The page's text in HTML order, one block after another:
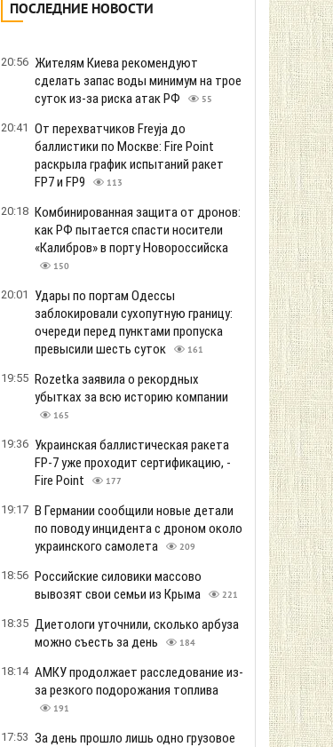
ПОСЛЕДНИЕ НОВОСТИ
20:56 Жителям Киева рекомендуют
сделать запас воды минимум на трое
суток из-за риска атак РФ
55
20:41 От перехватчиков Freyja до
баллистики по Москве: Fire Point
раскрыла график испытаний ракет
FP7 и FP9
113
20:18 Комбинированная защита от дронов:
как РФ пытается спасти носители
«Калибров» в порту Новороссийска
150
20:01
Удары по портам Одессы
заблокировали сухопутную границу:
очереди перед пунктами пропуска
превысили шесть суток
161
19:55 Rozetka заявила о рекордных
убытках за всю историю компании
165
19:36 Украинская баллистическая ракета
FP-7 уже проходит сертификацию, -
Fire Point
177
19:17 В Германии сообщили новые детали
по поводу инцидента с дроном около
украинского самолета
209
18:56 Российские силовики массово
вывозят свои семьи из Крыма
221
18:35 Диетологи уточнили, сколько арбуза
можно съесть за день
184
18:14 АМКУ продолжает расследование из-
за резкого подорожания топлива
191
17:53 За день прошло лишь одно грузовое